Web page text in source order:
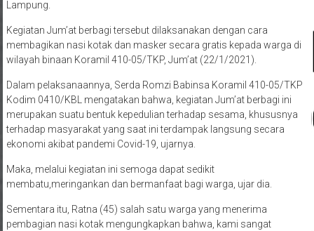
Lampung.
Kegiatan Jum’at berbagi tersebut dilaksanakan dengan cara
membagikan nasi kotak dan masker secara gratis kepada warga di
wilayah binaan Koramil 410-05/TKP, Jum’at (22/1/2021).
Dalam pelaksanaannya, Serda Romzi Babinsa Koramil 410-05/TKP
Kodim 0410/KBL mengatakan bahwa, kegiatan Jum’at berbagi ini
merupakan suatu bentuk kepedulian terhadap sesama, khususnya
terhadap masyarakat yang saat ini terdampak langsung secara
ekonomi akibat pandemi Covid-19, ujarnya.
Maka, melalui kegiatan ini semoga dapat sedikit
membatu,meringankan dan bermanfaat bagi warga, ujar dia.
Sementara itu, Ratna (45) salah satu warga yang menerima
pembagian nasi kotak mengungkapkan bahwa, kami sangat